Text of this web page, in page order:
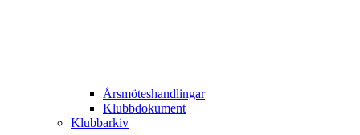
Årsmöteshandlingar
Klubbdokument
Klubbarkiv